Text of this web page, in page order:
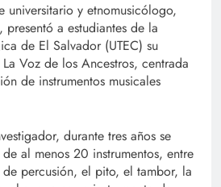
universitario y etnomusicólogo,
presentó a estudiantes de la
de El Salvador (UTEC) su
Voz de los Ancestros, centrada
de instrumentos musicales
durante tres años se
al menos 20 instrumentos, entre
percusión, el pito, el tambor, la